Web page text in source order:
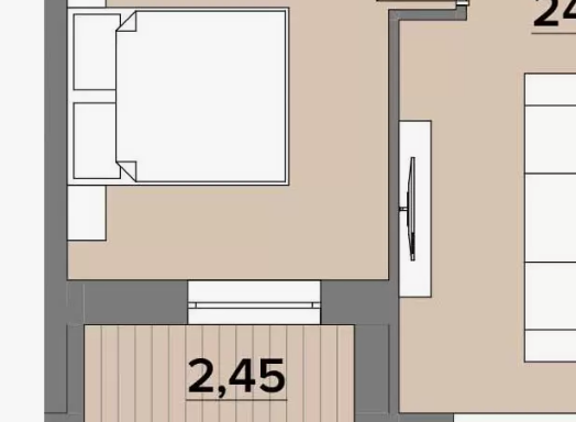
HILLS
Локація
Київ, Голосіївський р-н
Проєктування